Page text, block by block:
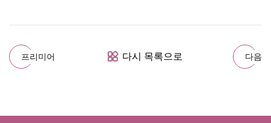
프리미어 다시 목록으로 다음